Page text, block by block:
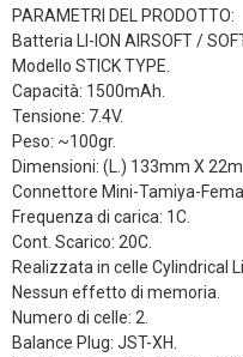
PARAMETRI DEL PRODOTTO:
Batteria LI-ION AIRSOFT /
Modello STICK TYPE.
Capacità: 1500mAh.
Tensione: 7.4V.
Peso: ~100gr.
Dimensioni: (L.) 133mm X
Connettore Mini-Tamiya-
Frequenza di carica: 1C.
Cont. Scarico: 20C.
Realizzata in celle Cylindrical
Nessun effetto di memoria.
Numero di celle: 2.
Balance Plug: JST-XH.